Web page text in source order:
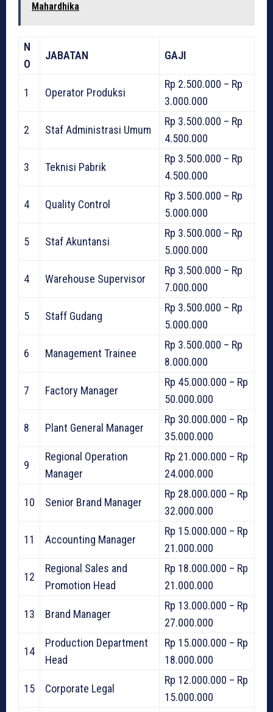
Mahardhika
N
O
JABATAN GAJI
1 Operator Produksi
Rp 2.500.000 – Rp
3.000.000
2 Staf Administrasi Umum
Rp 3.500.000 – Rp
4.500.000
3 Teknisi Pabrik
Rp 3.500.000 – Rp
4.500.000
4 Quality Control
Rp 3.500.000 – Rp
5.000.000
5 Staf Akuntansi
Rp 3.500.000 – Rp
5.000.000
4 Warehouse Supervisor
Rp 3.500.000 – Rp
7.000.000
5 Staff Gudang
Rp 3.500.000 – Rp
5.000.000
6 Management Trainee
Rp 3.500.000 – Rp
8.000.000
7 Factory Manager
Rp 45.000.000 – Rp
50.000.000
8 Plant General Manager
Rp 30.000.000 – Rp
35.000.000
9
Regional Operation
Manager
Rp 21.000.000 – Rp
24.000.000
10 Senior Brand Manager
Rp 28.000.000 – Rp
32.000.000
11 Accounting Manager
Rp 15.000.000 – Rp
21.000.000
12
Regional Sales and
Promotion Head
Rp 18.000.000 – Rp
21.000.000
13 Brand Manager
Rp 13.000.000 – Rp
27.000.000
14
Production Department
Head
Rp 15.000.000 – Rp
18.000.000
15 Corporate Legal
Rp 12.000.000 – Rp
15.000.000